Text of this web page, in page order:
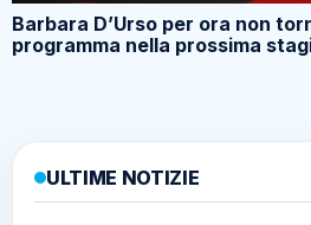
Barbara D’Urso per ora non
programma nella prossima
ULTIME NOTIZIE